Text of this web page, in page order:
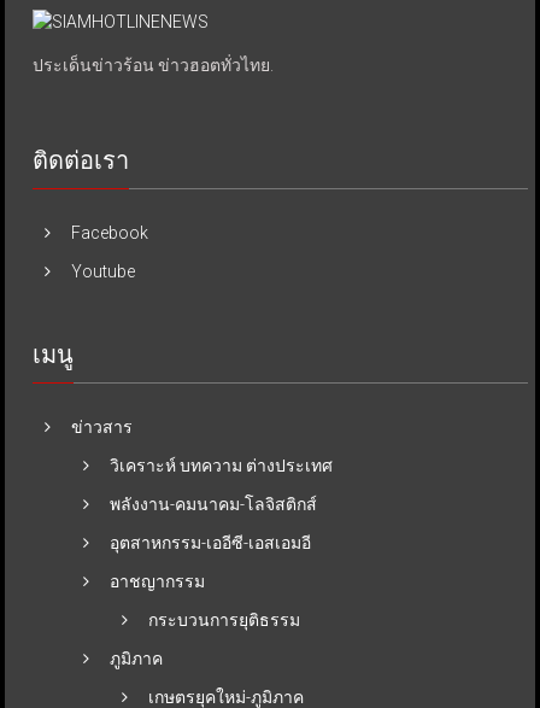
ประเด็นข่าวร้อน ข่าวฮอตทั่วไทย.
ติดต่อเรา
Facebook
Youtube
เมนู
ข่าวสาร
วิเคราะห์ บทความ ต่างประเทศ
พลังงาน-คมนาคม-โลจิสติกส์
อุตสาหกรรม-เออีซี-เอสเอมอี
อาชญากรรม
กระบวนการยุติธรรม
ภูมิภาค
เกษตรยุคใหม่-ภูมิภาค